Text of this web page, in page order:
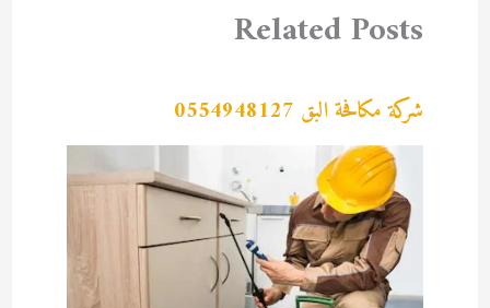
Related Posts
شركة مكافحة البق 0554948127